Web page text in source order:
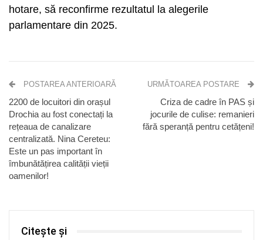
hotare, să reconfirme rezultatul la alegerile
parlamentare din 2025.
POSTAREA ANTERIOARĂ
2200 de locuitori din orașul
Drochia au fost conectați la
rețeaua de canalizare
centralizată. Nina Cereteu:
Este un pas important în
îmbunătățirea calității vieții
oamenilor!
URMĂTOAREA POSTARE
Criza de cadre în PAS și
jocurile de culise: remanieri
fără speranță pentru cetățeni!
Citește și